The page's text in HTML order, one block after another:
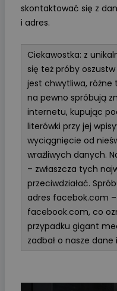
skontaktować się z
i adres.
Ciekawostka: z
się też próby
jest chwytliwa,
na pewno spróbują
internetu, kupując
literówki przy jej
wyciągnięcie od
wrażliwych danych.
– zwłaszcza tych
przeciwdziałać.
adres facebok.com
facebook.com, co
przypadku gigant
zadbał o nasze dane